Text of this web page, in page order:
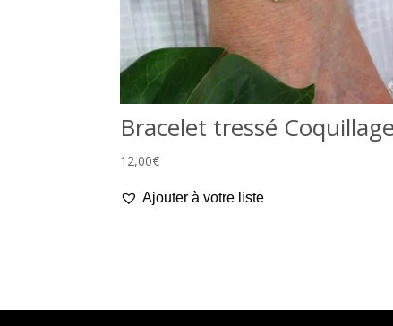
Bracelet tressé Coquillage
12,00€
Ajouter à votre liste